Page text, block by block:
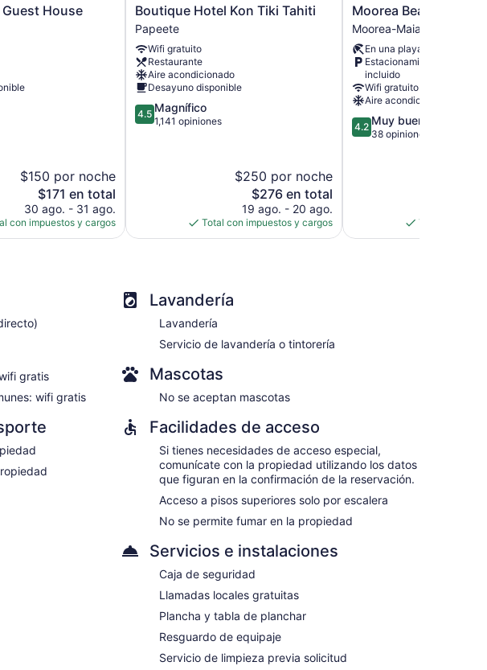
locales gratuitas (aplican restricciones). Se proporciona servicio de
Ninamu Pearl Guest House
$150 por noche
El
precio
actual
es
$171 en total
30 ago. - 31 ago.
con impuestos y cargos
Boutique
Hotel
Kon
Tiki
Tahiti
Papeete
Boutique Hotel Kon Tiki Tahiti
Papeete
Wifi gratuito
Restaurante
Aire acondicionado
Desayuno disponible
4.5
de
4.5 Magnífico
1,141 opiniones
$250 por noche
El
precio
actual
es
$276 en total
19 ago. - 20 ago.
Total con impuestos y cargos
Moorea
Beach
Lodge
Moorea-
Maiao
Moorea Beach Lodge
Moorea-Maiao
En una playa privada
Estacionamiento
incluido
Wifi gratuito
Aire acondicionado
4.2
de
4.2 Muy bueno
38 opiniones
Total con
gratis
wifi gratis
Lavandería
Lavandería
Servicio de lavandería o tintorería
Mascotas
No se aceptan mascotas
Facilidades de acceso
Si tienes necesidades de acceso especial,
comunícate con la propiedad utilizando los datos
que figuran en la confirmación de la reservación.
Acceso a pisos superiores solo por escalera
No se permite fumar en la propiedad
Servicios e instalaciones
Caja de seguridad
Llamadas locales gratuitas
Plancha y tabla de planchar
Resguardo de equipaje
Servicio de limpieza previa solicitud